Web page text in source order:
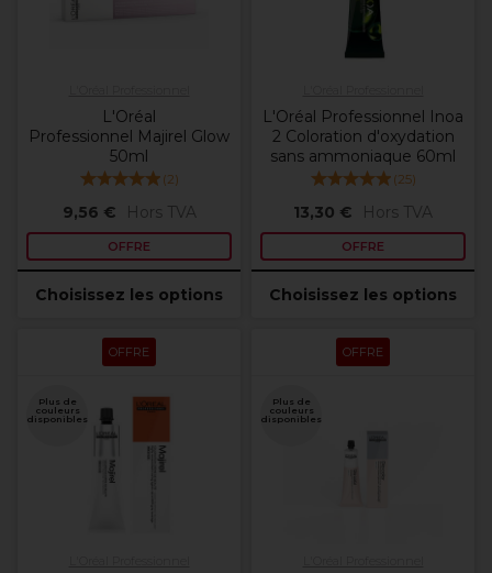
L'Oréal
Professionnel Majirel Glow
50ml
(2)
9,56 € Hors TVA
OFFRE
Choisissez les options
L'Oréal Professionnel Inoa
2 Coloration d'oxydation
sans ammoniaque 60ml
(25)
13,30 € Hors TVA
OFFRE
Choisissez les options
OFFRE
Plus de
couleurs
disponibles
OFFRE
Plus de
couleurs
disponibles